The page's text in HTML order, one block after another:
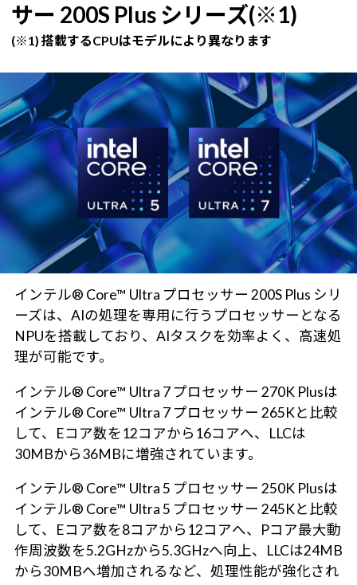
サー 200S Plus シリーズ(※1)
(※1) 搭載するCPUはモデルにより異なります
インテル® Core™ Ultra プロセッサー 200S Plus シリ
ーズは、AIの処理を専用に行うプロセッサーとなる
NPUを搭載しており、AIタスクを効率よく、高速処
理が可能です。
インテル® Core™ Ultra 7 プロセッサー 270K Plusは
インテル® Core™ Ultra 7 プロセッサー 265Kと比較
して、Eコア数を12コアから16コアへ、LLCは
30MBから36MBに増強されています。
インテル® Core™ Ultra 5 プロセッサー 250K Plusは
インテル® Core™ Ultra 5 プロセッサー 245Kと比較
して、Eコア数を8コアから12コアへ、Pコア最大動
作周波数を5.2GHzから5.3GHzへ向上、LLCは24MB
から30MBへ増加されるなど、処理性能が強化され